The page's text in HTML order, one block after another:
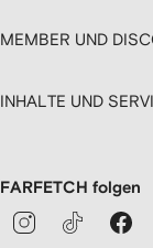
MEMBER UND
INHALTE UND
FARFETCH folgen